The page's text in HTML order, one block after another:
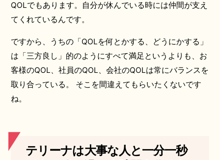
QOLでもあります。自分が休んでいる時には仲間が支え
てくれているんです。
ですから、うちの「QOLを何とかする、どうにかする」
は「三方良し」的のようにすべて満足というよりも、お
客様のQOL、社員のQOL、会社のQOLは常にバランスを
取り合っている。 そこを間違えてもらいたくないです
ね。
テリーナは大事な人と一分一秒